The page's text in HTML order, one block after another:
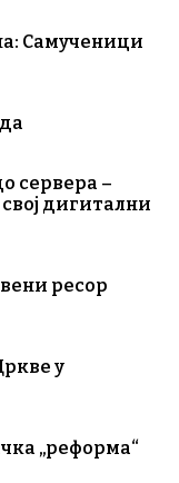
Самученици
сервера –
дигитални
ресор
у
„реформа“